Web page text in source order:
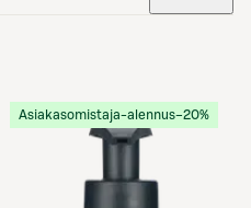
Asiakasomistaja-alennus−20%